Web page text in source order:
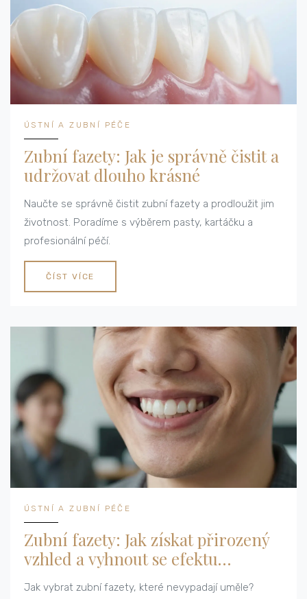
ÚSTNÍ A ZUBNÍ PÉČE
Zubní fazety: Jak je správně čistit a
udržovat dlouho krásné
Naučte se správně čistit zubní fazety a prodloužit jim
životnost. Poradíme s výběrem pasty, kartáčku a
profesionální péčí.
ČÍST VÍCE
ÚSTNÍ A ZUBNÍ PÉČE
Zubní fazety: Jak získat přirozený
vzhled a vyhnout se efektu
umělých zubů
Jak vybrat zubní fazety, které nevypadají uměle?